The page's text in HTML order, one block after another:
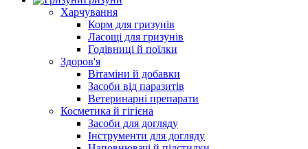
Харчування
Корм для гризунів
Ласощі для гризунів
Годівниці й поїлки
Здоров'я
Вітаміни й добавки
Засоби від паразитів
Ветеринарні препарати
Косметика й гігієна
Засоби для догляду
Інструменти для догляду